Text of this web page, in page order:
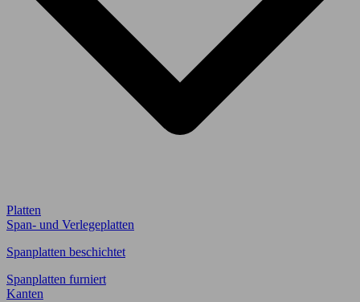
Platten
Span- und Verlegeplatten
Spanplatten beschichtet
Spanplatten furniert
Kanten